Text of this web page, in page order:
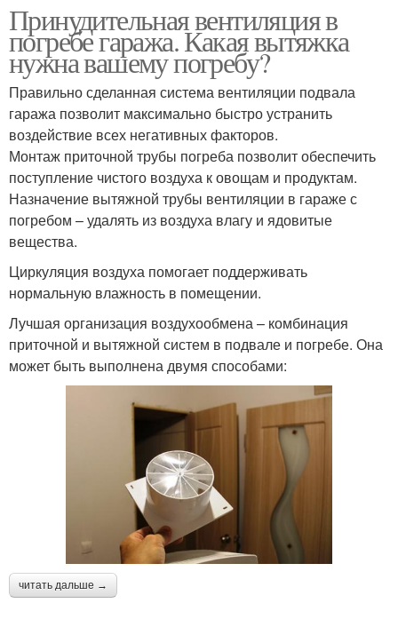
Принудительная вентиляция в
погребе гаража. Какая вытяжка
нужна вашему погребу?
Правильно сделанная система вентиляции подвала
гаража позволит максимально быстро устранить
воздействие всех негативных факторов.
Монтаж приточной трубы погреба позволит обеспечить
поступление чистого воздуха к овощам и продуктам.
Назначение вытяжной трубы вентиляции в гараже с
погребом – удалять из воздуха влагу и ядовитые
вещества.
Циркуляция воздуха помогает поддерживать
нормальную влажность в помещении.
Лучшая организация воздухообмена – комбинация
приточной и вытяжной систем в подвале и погребе. Она
может быть выполнена двумя способами:
читать дальше →